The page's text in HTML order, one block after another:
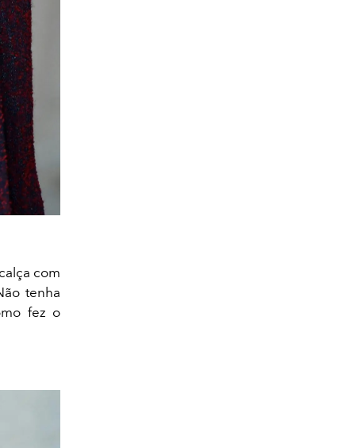
com
tenha
fez o